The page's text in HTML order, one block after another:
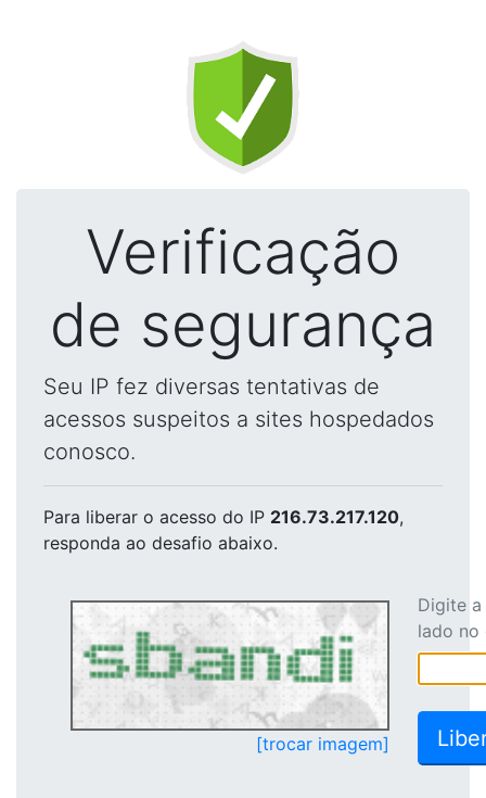
Verificação
de segurança
Seu IP fez diversas tentativas de
acessos suspeitos a sites hospedados
conosco.
Para liberar o acesso do IP 216.73.217.120,
responda ao desafio abaixo.
[trocar imagem]
Digite
lado no